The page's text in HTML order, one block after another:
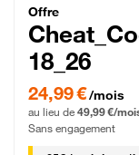
Offre
18_26
24,99 € par mois
24,99 €/mois
au lieu de 49,99 €/
Sans engagement